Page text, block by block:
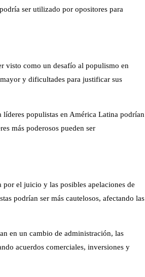
ser utilizado por opositores para
visto como un desafío al populismo en
y dificultades para justificar sus
populistas en América Latina podrían
más poderosos pueden ser
el juicio y las posibles apelaciones de
podrían ser más cautelosos, afectando las
en un cambio de administración, las
acuerdos comerciales, inversiones y